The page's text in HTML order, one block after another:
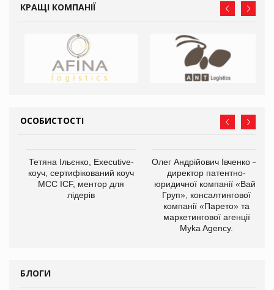
КРАЩІ КОМПАНІЇ
ОСОБИСТОСТІ
Тетяна Ільєнко, Executive-
коуч, сертифікований коуч
МСС ICF, ментор для
лідерів
Олег Андрійович Івченко —
директор патентно-
юридичної компанії «Вайз
Груп», консалтингової
компанії «Парето» та
маркетингової агенції
Myka Agency.
БЛОГИ